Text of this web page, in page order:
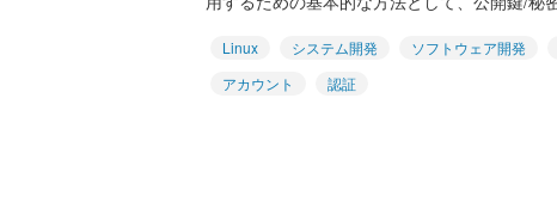
Linux システム開発 ソフトウェア開発
アカウント
認証